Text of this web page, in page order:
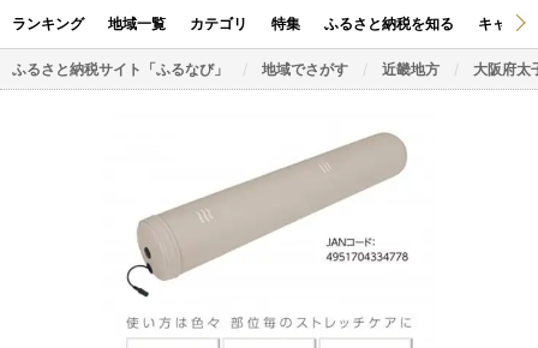
ランキング 地域一覧 カテゴリ 特集 ふるさと納税を知る キャン
ふるさと納税サイト「ふるなび」 地域でさがす 近畿地方 大阪府太